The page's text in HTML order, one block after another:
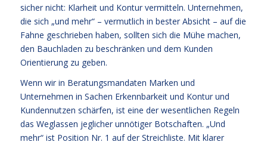
sicher nicht: Klarheit und Kontur vermitteln. Unternehmen,
die sich „und mehr“ – vermutlich in bester Absicht – auf die
Fahne geschrieben haben, sollten sich die Mühe machen,
den Bauchladen zu beschränken und dem Kunden
Orientierung zu geben.
Wenn wir in Beratungsmandaten Marken und
Unternehmen in Sachen Erkennbarkeit und Kontur und
Kundennutzen schärfen, ist eine der wesentlichen Regeln
das Weglassen jeglicher unnötiger Botschaften. „Und
mehr“ ist Position Nr. 1 auf der Streichliste. Mit klarer